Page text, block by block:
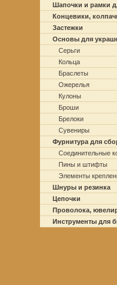
Шапочки и рамки
Концевики,
Застежки
Основы для
Серьги
Кольца
Браслеты
Ожерелья
Кулоны
Броши
Брелоки
Сувениры
Фурнитура для
Соединительные
Пины и штифты
Элементы
Шнуры и резинка
Цепочки
Проволока,
Инструменты для